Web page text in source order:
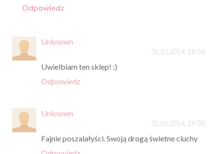
Odpowiedz
Unknown
31.10.2014, 18:56
Uwielbiam ten sklep! :)
Odpowiedz
Unknown
31.10.2014, 19:00
Fajnie poszalałyści. Swoją drogą świetne ciuchy